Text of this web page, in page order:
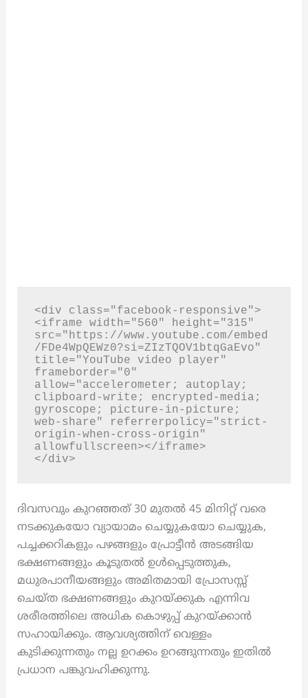
<div class="facebook-responsive">
<iframe width="560" height="315"
src="https://www.youtube.com/embed
/FDe4WpQEWz0?si=ZIzTQOV1btqGaEvo"
title="YouTube video player"
frameborder="0"
allow="accelerometer; autoplay;
clipboard-write; encrypted-media;
gyroscope; picture-in-picture;
web-share" referrerpolicy="strict-
origin-when-cross-origin"
allowfullscreen></iframe>
</div>
ദിവസവും കുറഞ്ഞത് 30 മുതൽ 45 മിനിറ്റ് വരെ
നടക്കുകയോ വ്യായാമം ചെയ്യുകയോ ചെയ്യുക,
പച്ചക്കറികളും പഴങ്ങളും പ്രോട്ടീൻ അടങ്ങിയ
ഭക്ഷണങ്ങളും കൂടുതൽ ഉൾപ്പെടുത്തുക,
മധുരപാനീയങ്ങളും അമിതമായി പ്രോസസ്സ്
ചെയ്ത ഭക്ഷണങ്ങളും കുറയ്ക്കുക എന്നിവ
ശരീരത്തിലെ അധിക കൊഴുപ്പ് കുറയ്ക്കാൻ
സഹായിക്കും. ആവശ്യത്തിന് വെള്ളം
കുടിക്കുന്നതും നല്ല ഉറക്കം ഉറങ്ങുന്നതും ഇതിൽ
പ്രധാന പങ്കുവഹിക്കുന്നു.